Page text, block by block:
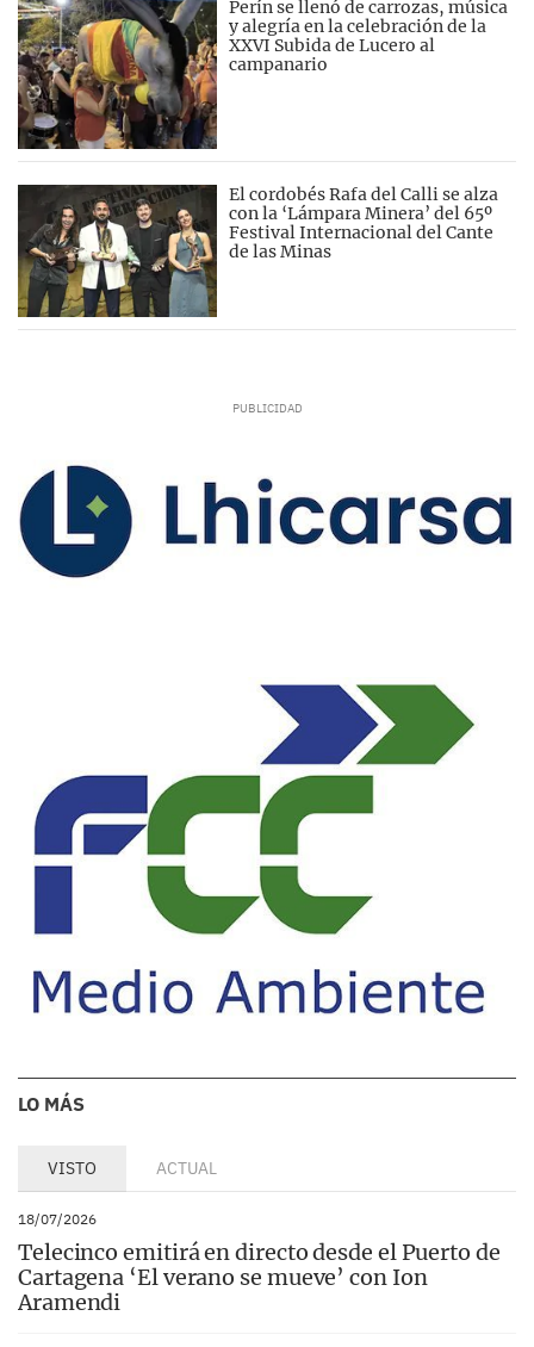
Perín se llenó de carrozas, música
y alegría en la celebración de la
XXVI Subida de Lucero al
campanario
El cordobés Rafa del Calli se alza
con la ‘Lámpara Minera’ del 65º
Festival Internacional del Cante
de las Minas
LO MÁS
VISTO ACTUAL
18/07/2026
Telecinco emitirá en directo desde el Puerto de
Cartagena ‘El verano se mueve’ con Ion
Aramendi